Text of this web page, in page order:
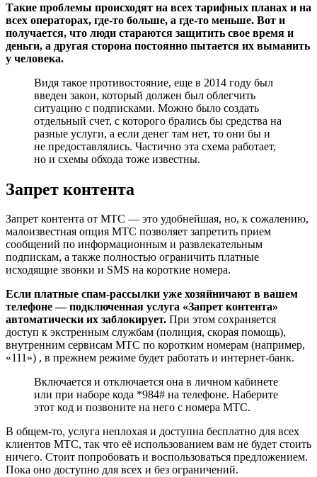
Такие проблемы происходят на всех тарифных планах и на
всех операторах, где-то больше, а где-то меньше. Вот и
получается, что люди стараются защитить свое время и
деньги, а другая сторона постоянно пытается их выманить
у человека.
Видя такое противостояние, еще в 2014 году был
введен закон, который должен был облегчить
ситуацию с подписками. Можно было создать
отдельный счет, с которого брались бы средства на
разные услуги, а если денег там нет, то они бы и
не предоставлялись. Частично эта схема работает,
но и схемы обхода тоже известны.
Запрет контента
Запрет контента от МТС — это удобнейшая, но, к сожалению,
малоизвестная опция МТС позволяет запретить прием
сообщений по информационным и развлекательным
подпискам, а также полностью ограничить платные
исходящие звонки и SMS на короткие номера.
Если платные спам-рассылки уже хозяйничают в вашем
телефоне — подключенная услуга «Запрет контента»
автоматически их заблокирует. При этом сохраняется
доступ к экстренным службам (полиция, скорая помощь),
внутренним сервисам МТС по коротким номерам (например,
«111») , в прежнем режиме будет работать и интернет-банк.
Включается и отключается она в личном кабинете
или при наборе кода *984# на телефоне. Наберите
этот код и позвоните на него с номера МТС.
В общем-то, услуга неплохая и доступна бесплатно для всех
клиентов МТС, так что её использованием вам не будет стоить
ничего. Стоит попробовать и воспользоваться предложением.
Пока оно доступно для всех и без ограничений.